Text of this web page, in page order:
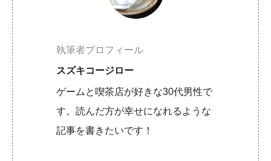
執筆者プロフィール
スズキコージロー
ゲームと喫茶店が好きな30代男性で
す。読んだ方が幸せになれるような
記事を書きたいです！